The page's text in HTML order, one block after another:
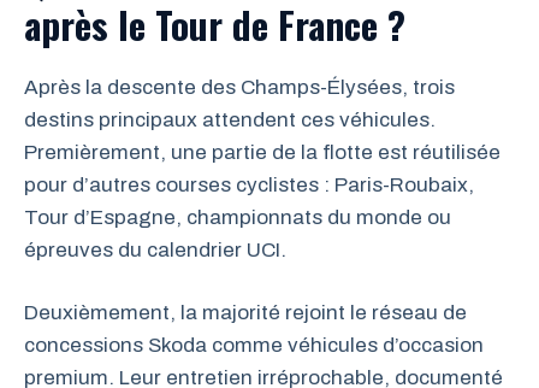
après le Tour de France ?
Après la descente des Champs-Élysées, trois
destins principaux attendent ces véhicules.
Premièrement, une partie de la flotte est réutilisée
pour d’autres courses cyclistes : Paris-Roubaix,
Tour d’Espagne, championnats du monde ou
épreuves du calendrier UCI.
Deuxièmement, la majorité rejoint le réseau de
concessions Skoda comme véhicules d’occasion
premium. Leur entretien irréprochable, documenté